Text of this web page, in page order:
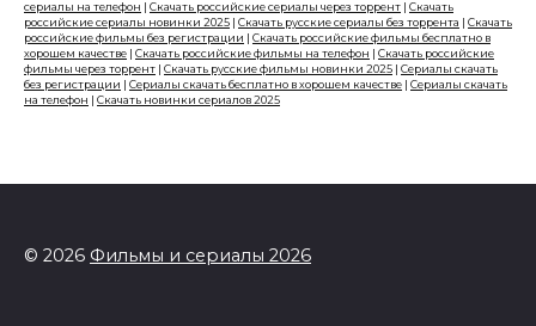
сериалы на телефон | Скачать российские сериалы через торрент | Скачать
российские сериалы новинки 2025 | Скачать русские сериалы без торрента | Скачать
российские фильмы без регистрации | Скачать российские фильмы бесплатно в
хорошем качестве | Скачать российские фильмы на телефон | Скачать российские
фильмы через торрент | Скачать русские фильмы новинки 2025 | Сериалы скачать
без регистрации | Сериалы скачать бесплатно в хорошем качестве | Сериалы скачать
на телефон | Скачать новинки сериалов 2025
© 2026 Фильмы и сериалы 2026